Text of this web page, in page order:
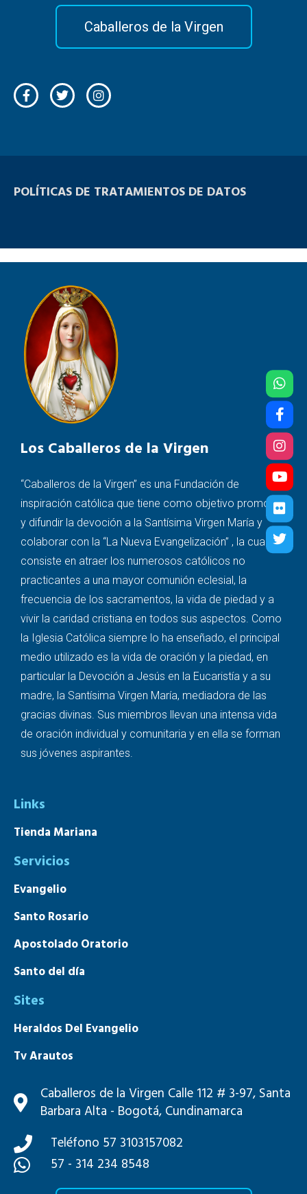
Caballeros de la Virgen
POLÍTICAS DE TRATAMIENTOS DE DATOS
Los Caballeros de la Virgen
“Caballeros de la Virgen” es una Fundación de
inspiración católica que tiene como objetivo promover
y difundir la devoción a la Santísima Virgen María y
colaborar con la “La Nueva Evangelización” , la cual
consiste en atraer los numerosos católicos no
practicantes a una mayor comunión eclesial, la
frecuencia de los sacramentos, la vida de piedad y a
vivir la caridad cristiana en todos sus aspectos. Como
la Iglesia Católica siempre lo ha enseñado, el principal
medio utilizado es la vida de oración y la piedad, en
particular la Devoción a Jesús en la Eucaristía y a su
madre, la Santísima Virgen María, mediadora de las
gracias divinas. Sus miembros llevan una intensa vida
de oración individual y comunitaria y en ella se forman
sus jóvenes aspirantes.
Links
Tienda Mariana
Servicios
Evangelio
Santo Rosario
Apostolado Oratorio
Santo del día
Sites
Heraldos Del Evangelio
Tv Arautos
Mons. João S. Clá Dias
Caballeros de la Virgen Calle 112 # 3-97, Santa
Barbara Alta - Bogotá, Cundinamarca
Teléfono 57 3103157082
57 - 314 234 8548